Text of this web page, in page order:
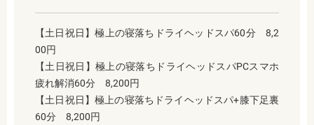
【土日祝日】極上の寝落ちドライヘッドスパ60分 8,2
00円
【土日祝日】極上の寝落ちドライヘッドスパPCスマホ
疲れ解消60分 8,200円
【土日祝日】極上の寝落ちドライヘッドスパ+膝下足裏
60分 8,200円